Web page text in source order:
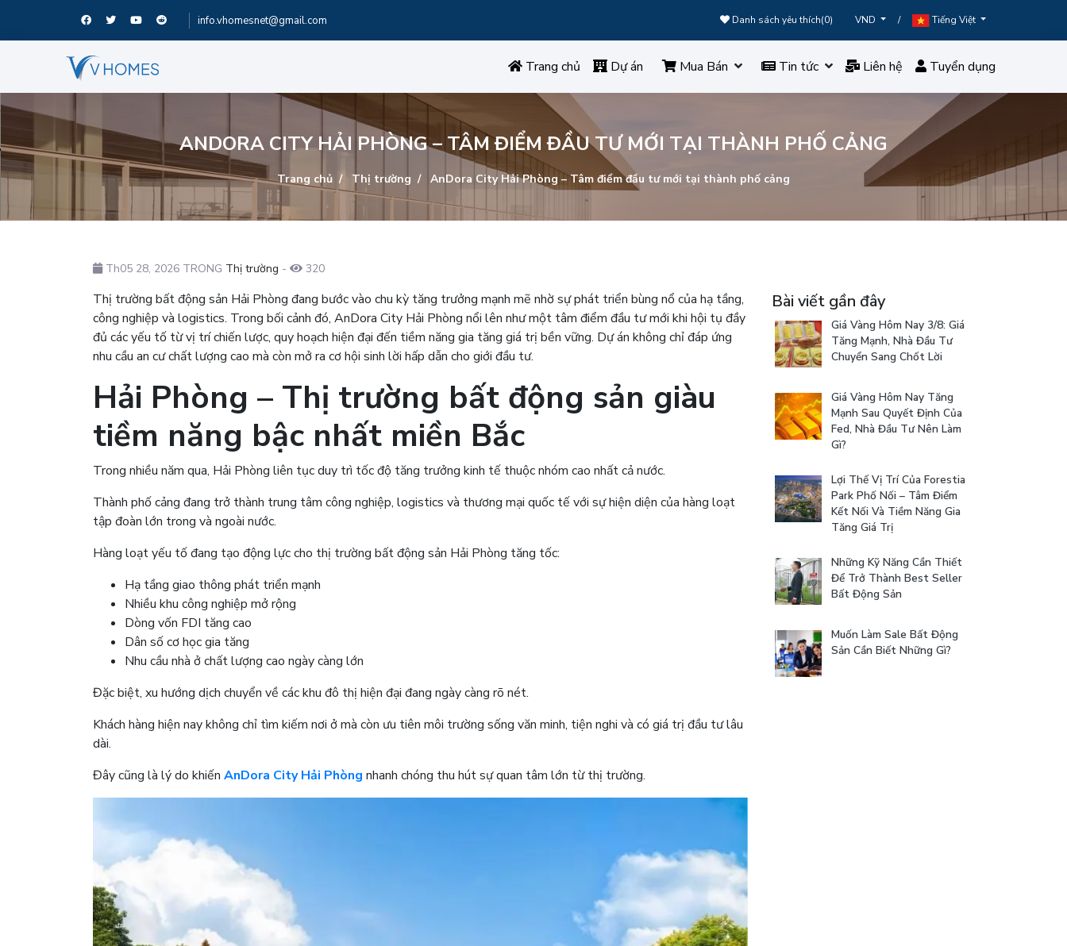
info.vhomesnet@gmail.com Danh sách yêu thích(0) VND / Tiếng Việt
Trang chủ Dự án Mua Bán Tin tức Liên hệ Tuyển dụng
ANDORA CITY HẢI PHÒNG – TÂM ĐIỂM ĐẦU TƯ MỚI TẠI THÀNH PHỐ CẢNG
Trang chủ Thị trường AnDora City Hải Phòng – Tâm điểm đầu tư mới tại thành phố cảng
Th05 28, 2026 TRONG Thị trường - 320
Thị trường bất động sản Hải Phòng đang bước vào chu kỳ tăng trưởng mạnh mẽ nhờ sự phát triển bùng nổ của hạ tầng,
công nghiệp và logistics. Trong bối cảnh đó, AnDora City Hải Phòng nổi lên như một tâm điểm đầu tư mới khi hội tụ đầy
đủ các yếu tố từ vị trí chiến lược, quy hoạch hiện đại đến tiềm năng gia tăng giá trị bền vững. Dự án không chỉ đáp ứng
nhu cầu an cư chất lượng cao mà còn mở ra cơ hội sinh lời hấp dẫn cho giới đầu tư.
Hải Phòng – Thị trường bất động sản giàu
tiềm năng bậc nhất miền Bắc
Trong nhiều năm qua, Hải Phòng liên tục duy trì tốc độ tăng trưởng kinh tế thuộc nhóm cao nhất cả nước.
Thành phố cảng đang trở thành trung tâm công nghiệp, logistics và thương mại quốc tế với sự hiện diện của hàng loạt
tập đoàn lớn trong và ngoài nước.
Hàng loạt yếu tố đang tạo động lực cho thị trường bất động sản Hải Phòng tăng tốc:
Hạ tầng giao thông phát triển mạnh
Nhiều khu công nghiệp mở rộng
Dòng vốn FDI tăng cao
Dân số cơ học gia tăng
Nhu cầu nhà ở chất lượng cao ngày càng lớn
Đặc biệt, xu hướng dịch chuyển về các khu đô thị hiện đại đang ngày càng rõ nét.
Khách hàng hiện nay không chỉ tìm kiếm nơi ở mà còn ưu tiên môi trường sống văn minh, tiện nghi và có giá trị đầu tư lâu
dài.
Đây cũng là lý do khiến AnDora City Hải Phòng nhanh chóng thu hút sự quan tâm lớn từ thị trường.
Bài viết gần đây
Giá Vàng Hôm Nay 3/8: Giá
Tăng Mạnh, Nhà Đầu Tư
Chuyển Sang Chốt Lời
Giá Vàng Hôm Nay Tăng
Mạnh Sau Quyết Định Của
Fed, Nhà Đầu Tư Nên Làm
Gì?
Lợi Thế Vị Trí Của Forestia
Park Phố Nối – Tâm Điểm
Kết Nối Và Tiềm Năng Gia
Tăng Giá Trị
Những Kỹ Năng Cần Thiết
Để Trở Thành Best Seller
Bất Động Sản
Muốn Làm Sale Bất Động
Sản Cần Biết Những Gì?